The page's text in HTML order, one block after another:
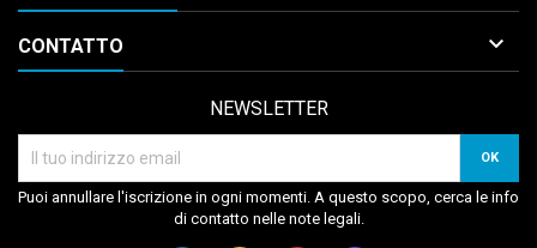
CONTATTO 
NEWSLETTER
Puoi annullare l'iscrizione in ogni momenti. A questo scopo, cerca le info
di contatto nelle note legali.